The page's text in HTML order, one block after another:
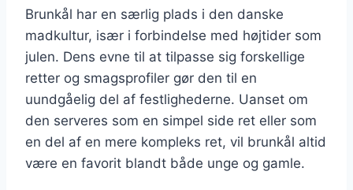
Brunkål har en særlig plads i den danske
madkultur, især i forbindelse med højtider som
julen. Dens evne til at tilpasse sig forskellige
retter og smagsprofiler gør den til en
uundgåelig del af festlighederne. Uanset om
den serveres som en simpel side ret eller som
en del af en mere kompleks ret, vil brunkål altid
være en favorit blandt både unge og gamle.